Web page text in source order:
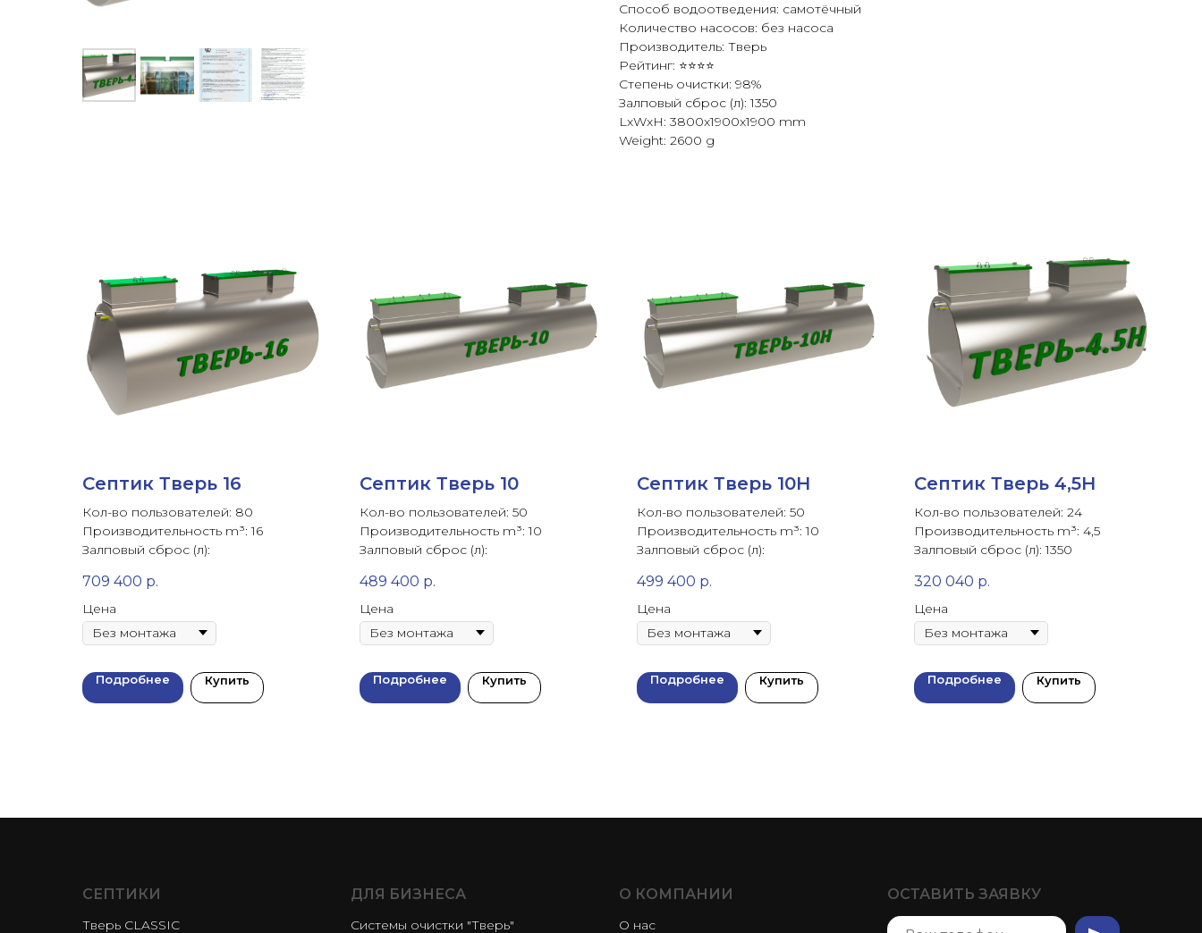
Способ водоотведения: самотёчный
Количество насосов: без насоса
Производитель: Тверь
Рейтинг: ⭐⭐⭐⭐
Степень очистки: 98%
Залповый сброс (л): 1350
LxWxH: 3800x1900x1900 mm
Weight: 2600 g
Септик Тверь 16
Кол-во пользователей: 80
Производительность m³: 16
Залповый сброс (л):
709 400 р.
Цена
Подробнее Купить
Септик Тверь 10
Кол-во пользователей: 50
Производительность m³: 10
Залповый сброс (л):
489 400 р.
Цена
Подробнее Купить
Септик Тверь 10Н
Кол-во пользователей: 50
Производительность m³: 10
Залповый сброс (л):
499 400 р.
Цена
Подробнее Купить
Септик Тверь 4,5Н
Кол-во пользователей: 24
Производительность m³: 4,5
Залповый сброс (л): 1350
320 040 р.
Цена
Подробнее Купить
СЕПТИКИ
Тверь CLASSIC
ДЛЯ БИЗНЕСА
Системы очистки "Тверь"
О КОМПАНИИ
О нас
ОСТАВИТЬ ЗАЯВКУ